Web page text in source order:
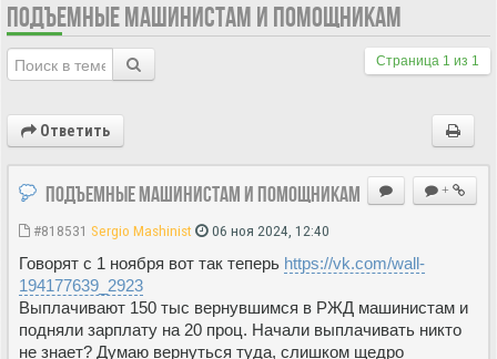
ПОДЪЕМНЫЕ МАШИНИСТАМ И ПОМОЩНИКАМ
Страница 1 из 1
Ответить
+
Подъемные машинистам и помощникам
#818531 Sergio Mashinist 06 ноя 2024, 12:40
Говорят с 1 ноября вот так теперь https://vk.com/wall-
194177639_2923
Выплачивают 150 тыс вернувшимся в РЖД машинистам и
подняли зарплату на 20 проц. Начали выплачивать никто
не знает? Думаю вернуться туда, слишком щедро